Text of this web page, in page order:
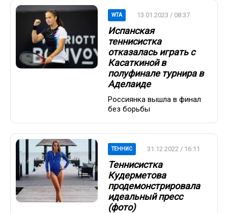
WTA 13.01.2023 / 08:37
Испанская
теннисистка
отказалась играть с
Касаткиной в
полуфинале турнира в
Аделаиде
Россиянка вышла в финал
без борьбы
ТЕННИС 31.12.2022 / 16:11
Теннисистка
Кудерметова
продемонстрировала
идеальный пресс
(фото)